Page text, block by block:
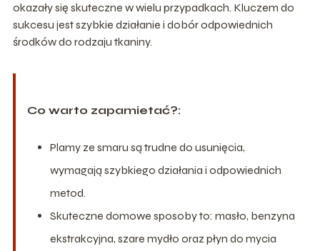
okazały się skuteczne w wielu przypadkach. Kluczem do
sukcesu jest szybkie działanie i dobór odpowiednich
środków do rodzaju tkaniny.
Co warto zapamietać?:
Plamy ze smaru są trudne do usunięcia,
wymagają szybkiego działania i odpowiednich
metod.
Skuteczne domowe sposoby to: masło, benzyna
ekstrakcyjna, szare mydło oraz płyn do mycia